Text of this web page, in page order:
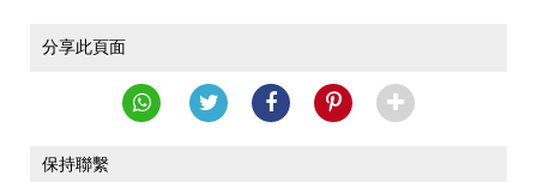
分享此頁面
保持聯繫